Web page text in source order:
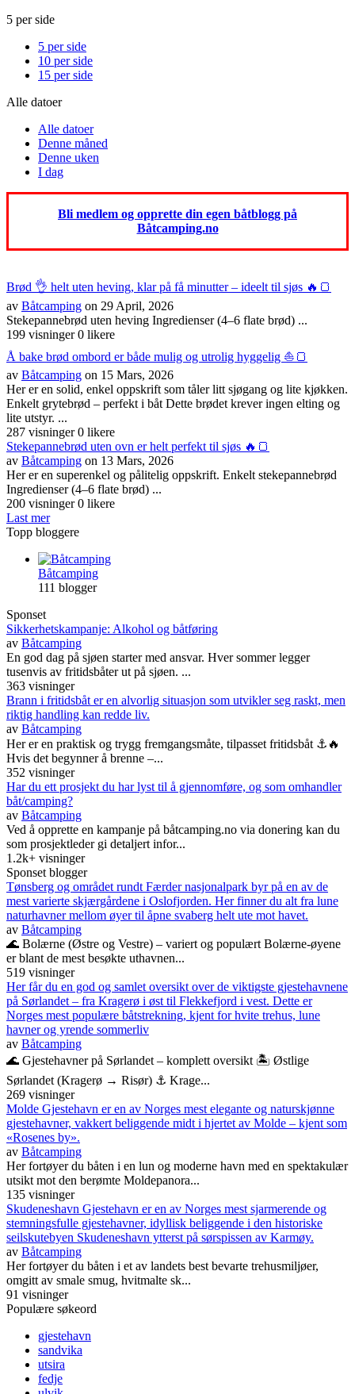
5 per side
5 per side
10 per side
15 per side
Alle datoer
Alle datoer
Denne måned
Denne uken
I dag
Bli medlem og opprette din egen båtblogg på
Båtcamping.no
Brød 👌 helt uten heving, klar på få minutter – ideelt til sjøs 🔥🍞
av Båtcamping on 29 April, 2026
Stekepannebrød uten heving Ingredienser (4–6 flate brød) ...
199 visninger0 likere
Å bake brød ombord er både mulig og utrolig hyggelig ⛵🍞
av Båtcamping on 15 Mars, 2026
Her er en solid, enkel oppskrift som tåler litt sjøgang og lite kjøkken.
Enkelt grytebrød – perfekt i båt Dette brødet krever ingen elting og
lite utstyr. ...
287 visninger0 likere
Stekepannebrød uten ovn er helt perfekt til sjøs 🔥🍞
av Båtcamping on 13 Mars, 2026
Her er en superenkel og pålitelig oppskrift. Enkelt stekepannebrød
Ingredienser (4–6 flate brød) ...
200 visninger0 likere
Last mer
Topp bloggere
Båtcamping
111 blogger
Sponset
Sikkerhetskampanje: Alkohol og båtføring
av Båtcamping
En god dag på sjøen starter med ansvar. Hver sommer legger
tusenvis av fritidsbåter ut på sjøen. ...
363 visninger
Brann i fritidsbåt er en alvorlig situasjon som utvikler seg raskt, men
riktig handling kan redde liv.
av Båtcamping
Her er en praktisk og trygg fremgangsmåte, tilpasset fritidsbåt ⚓🔥
Hvis det begynner å brenne –...
352 visninger
Har du ett prosjekt du har lyst til å gjennomføre, og som omhandler
båt/camping?
av Båtcamping
Ved å opprette en kampanje på båtcamping.no via donering kan du
som prosjektleder gi detaljert infor...
1.2k+ visninger
Sponset blogger
Tønsberg og området rundt Færder nasjonalpark byr på en av de
mest varierte skjærgårdene i Oslofjorden. Her finner du alt fra lune
naturhavner mellom øyer til åpne svaberg helt ute mot havet.
av Båtcamping
🌊 Bolærne (Østre og Vestre) – variert og populært Bolærne-øyene
er blant de mest besøkte uthavnen...
519 visninger
Her får du en god og samlet oversikt over de viktigste gjestehavnene
på Sørlandet – fra Kragerø i øst til Flekkefjord i vest. Dette er
Norges mest populære båtstrekning, kjent for hvite trehus, lune
havner og yrende sommerliv
av Båtcamping
🌊 Gjestehavner på Sørlandet – komplett oversikt 🏝️ Østlige
Sørlandet (Kragerø → Risør) ⚓ Krage...
269 visninger
Molde Gjestehavn er en av Norges mest elegante og naturskjønne
gjestehavner, vakkert beliggende midt i hjertet av Molde – kjent som
«Rosenes by».
av Båtcamping
Her fortøyer du båten i en lun og moderne havn med en spektakulær
utsikt mot den berømte Moldepanora...
135 visninger
Skudeneshavn Gjestehavn er en av Norges mest sjarmerende og
stemningsfulle gjestehavner, idyllisk beliggende i den historiske
seilskutebyen Skudeneshavn ytterst på sørspissen av Karmøy.
av Båtcamping
Her fortøyer du båten i et av landets best bevarte trehusmiljøer,
omgitt av smale smug, hvitmalte sk...
91 visninger
Populære søkeord
gjestehavn
sandvika
utsira
fedje